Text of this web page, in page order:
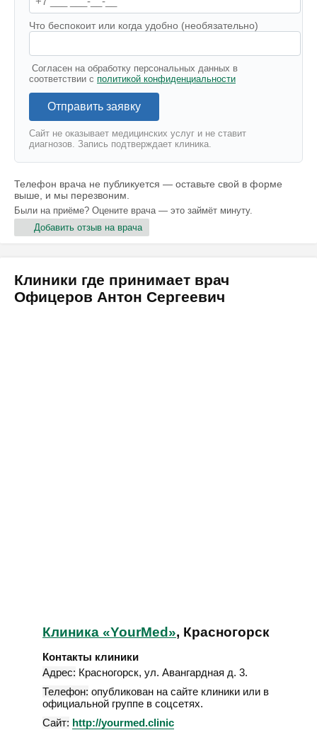
Что беспокоит или когда удобно (необязательно)
Согласен на обработку персональных данных в
соответствии с политикой конфиденциальности
Отправить заявку
Сайт не оказывает медицинских услуг и не ставит
диагнозов. Запись подтверждает клиника.
Телефон врача не публикуется — оставьте свой в форме
выше, и мы перезвоним.
Были на приёме? Оцените врача — это займёт минуту.
Добавить отзыв на врача
Клиники где принимает врач
Офицеров Антон Сергеевич
Клиника «YourMed», Красногорск
Контакты клиники
Адрес: Красногорск, ул. Авангардная д. 3.
Телефон: опубликован на сайте клиники или в
официальной группе в соцсетях.
Сайт: http://yourmed.clinic